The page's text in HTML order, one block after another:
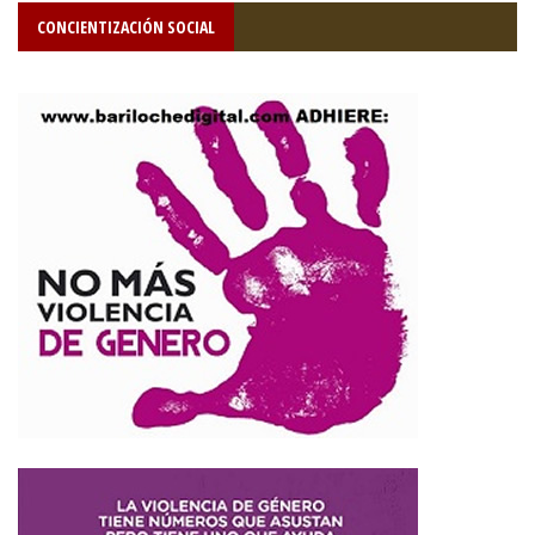
CONCIENTIZACIÓN SOCIAL